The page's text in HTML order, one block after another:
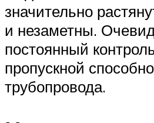
значительно
и незаметны.
постоянный
пропускной
трубопровода.